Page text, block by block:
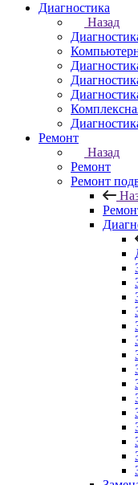
Диагностика
Назад
Ремонт
Назад
Ремонт
Ремонт